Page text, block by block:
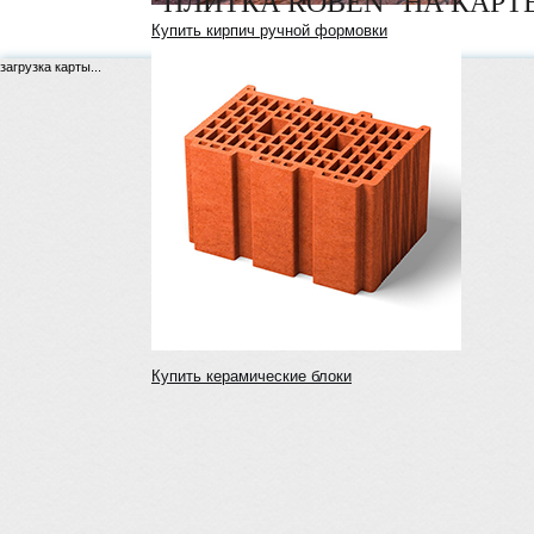
Купить кирпич ручной формовки
Купить керамические блоки
загрузка карты...